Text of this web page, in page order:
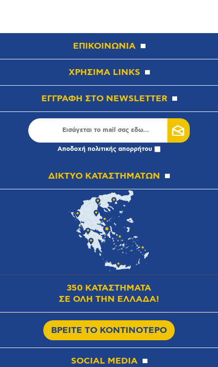
ΕΠΙΚΟΙΝΩΝΙΑ
ΧΡΗΣΙΜΑ LINKS
ΕΓΓΡΑΦΗ ΣΤΟ NEWSLETTER
Αποδοχή πολιτικής απορρήτου
ΔΙΚΤΥΟ ΚΑΤΑΣΤΗΜΑΤΩΝ
350 ΚΑΤΑΣΤΗΜΑΤΑ
ΣΕ ΟΛΗ ΤΗΝ ΕΛΛΑΔΑ!
ΒΡΕΙΤΕ ΤΟ ΚΟΝΤΙΝΟΤΕΡΟ
SOCIAL MEDIA